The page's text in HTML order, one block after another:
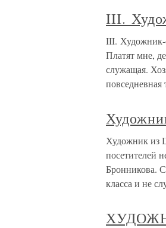
III.
III. Художник-
Платят мне,
служащая.
повседневная
Художник из
посетителей
Бронникова.
класса и не